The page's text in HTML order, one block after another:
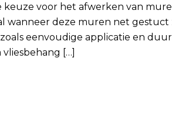
keuze voor het afwerken van
wanneer deze muren net gestuct
eenvoudige applicatie en
[…]